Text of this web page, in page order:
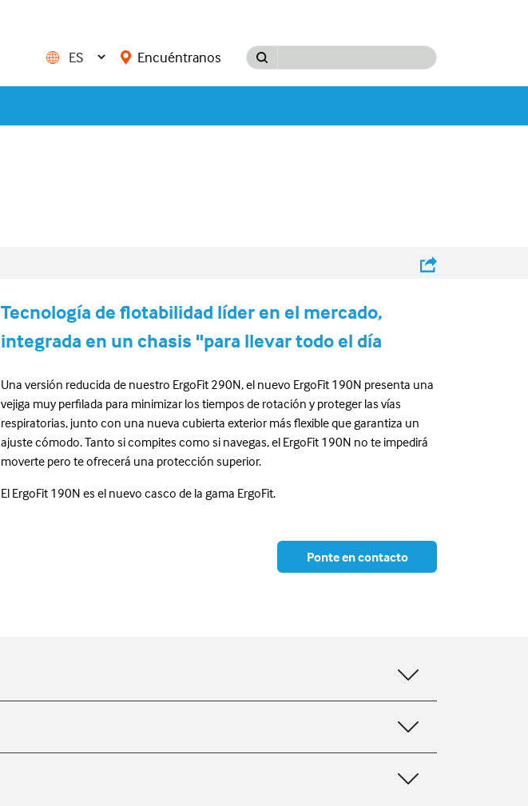
Encuéntranos
Tecnología de flotabilidad líder en el mercado,
integrada en un chasis "para llevar todo el día
Una versión reducida de nuestro ErgoFit 290N, el nuevo ErgoFit 190N presenta una
vejiga muy perfilada para minimizar los tiempos de rotación y proteger las vías
respiratorias, junto con una nueva cubierta exterior más flexible que garantiza un
ajuste cómodo. Tanto si compites como si navegas, el ErgoFit 190N no te impedirá
moverte pero te ofrecerá una protección superior.
El ErgoFit 190N es el nuevo casco de la gama ErgoFit.
Ponte en contacto